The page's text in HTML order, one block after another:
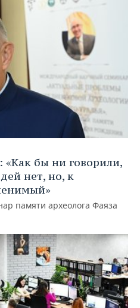
бы ни говорили,
нет, но, к
памяти археолога Фаяза